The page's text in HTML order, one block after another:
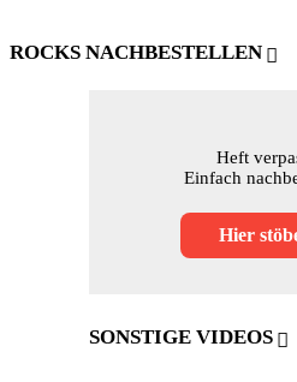
ROCKS NACHBESTELLEN
Heft
Einfach
Hier
SONSTIGE VIDEOS